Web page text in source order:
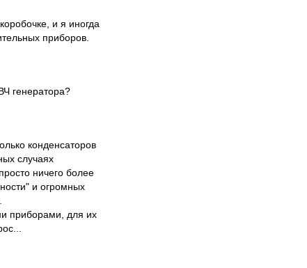
и я иногда
приборов.
генератора?
конденсаторов
случаях
ничего более
и огромных
приборами, для их